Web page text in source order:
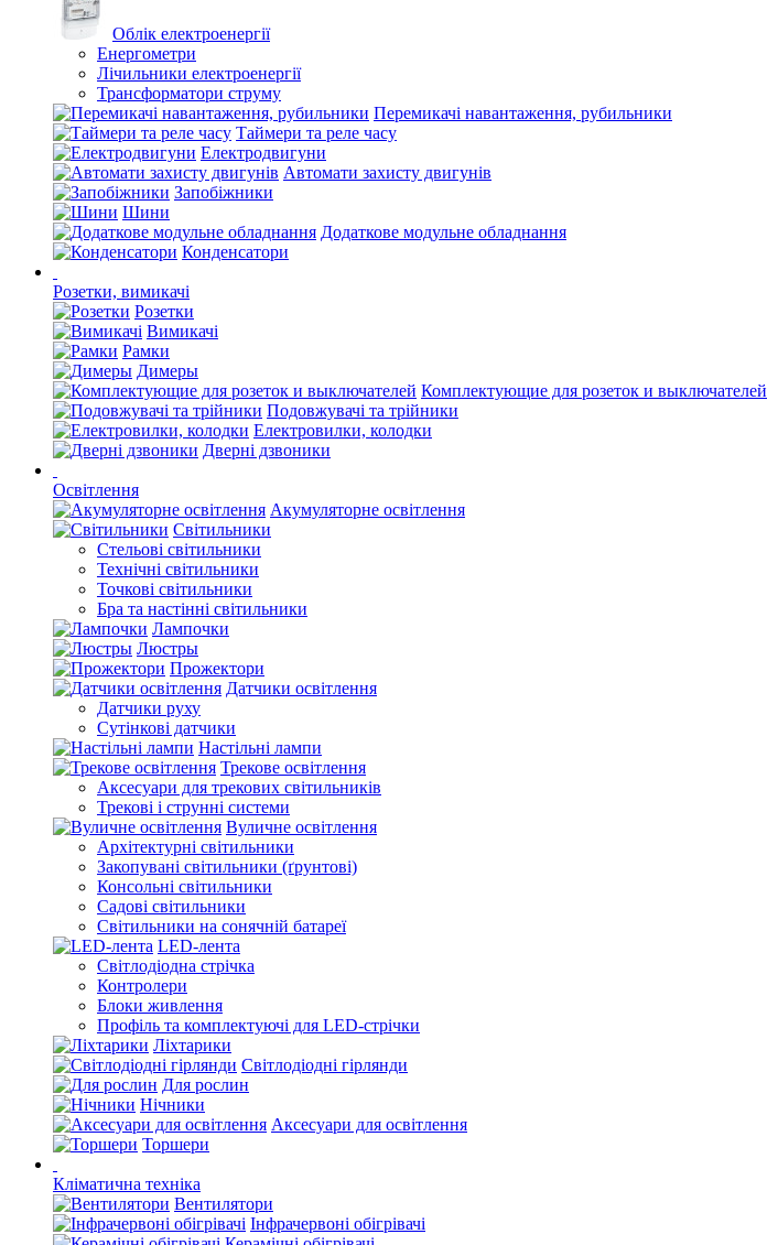
Облік електроенергії
Енергометри
Лічильники електроенергії
Трансформатори струму
Перемикачі навантаження, рубильники
Таймери та реле часу
Електродвигуни
Автомати захисту двигунів
Запобіжники
Шини
Додаткове модульне обладнання
Конденсатори
Розетки, вимикачі
Розетки
Вимикачі
Рамки
Димеры
Комплектующие для розеток и выключателей
Подовжувачі та трійники
Електровилки, колодки
Дверні дзвоники
Освітлення
Акумуляторне освітлення
Світильники
Стельові світильники
Технічні світильники
Точкові світильники
Бра та настінні світильники
Лампочки
Люстры
Прожектори
Датчики освітлення
Датчики руху
Сутінкові датчики
Настільні лампи
Трекове освітлення
Аксесуари для трекових світильників
Трекові і струнні системи
Вуличне освітлення
Архітектурні світильники
Закопувані світильники (ґрунтові)
Консольні світильники
Садові світильники
Світильники на сонячній батареї
LED-лента
Світлодіодна стрічка
Контролери
Блоки живлення
Профіль та комплектуючі для LED-стрічки
Ліхтарики
Світлодіодні гірлянди
Для рослин
Нічники
Аксесуари для освітлення
Торшери
Кліматична техніка
Вентилятори
Інфрачервоні обігрівачі